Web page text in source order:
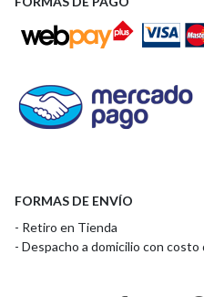
FORMAS DE ENVÍO
- Retiro en Tienda
- Despacho a domicilio con costo